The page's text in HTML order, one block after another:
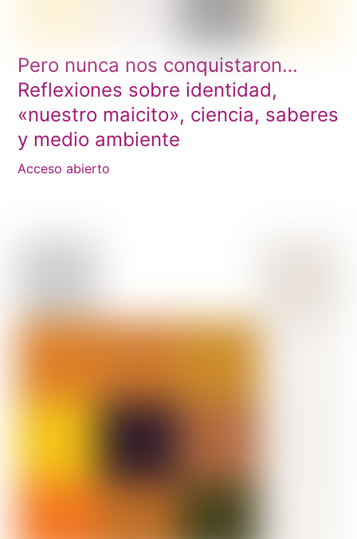
Pero nunca nos conquistaron…
Reflexiones sobre identidad,
«nuestro maicito», ciencia, saberes
y medio ambiente
Acceso abierto